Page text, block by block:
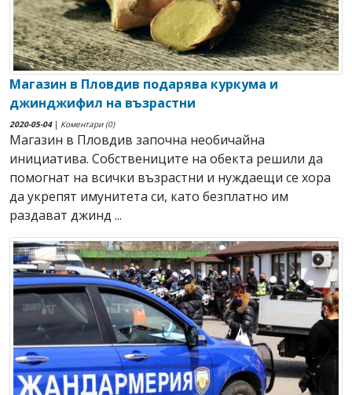
Магазин в Пловдив подарява куркума и
джинджифил на възрастни
2020-05-04| Коментари (0)
Магазин в Пловдив започна необичайна
инициатива. Собствениците на обекта решили да
помогнат на всички възрастни и нуждаещи се хора
да укрепят имунитета си, като безплатно им
раздават джинд ...